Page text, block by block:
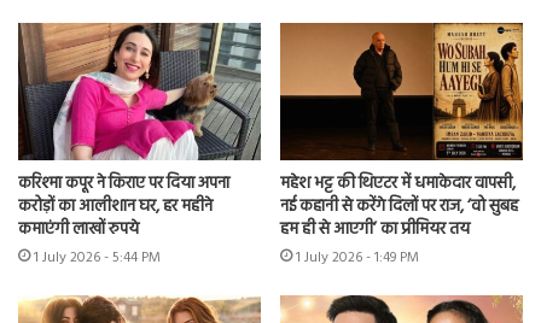
करिश्मा कपूर ने किराए पर दिया अपना
करोड़ों का आलीशान घर, हर महीने
कमाएंगी लाखों रुपये
1 July 2026 - 5:44 PM
महेश भट्ट की थिएटर में धमाकेदार वापसी,
नई कहानी से करेंगे दिलों पर राज, ‘वो सुबह
हम ही से आएगी’ का प्रीमियर तय
1 July 2026 - 1:49 PM